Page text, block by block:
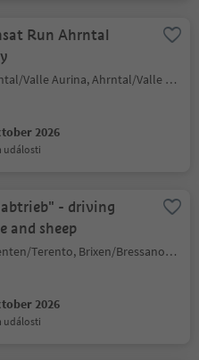
Run Ahrntal
Ahrntal/Valle Aurina, Ahrntal/Valle Aurina
2026
události
- driving
and sheep
Terenten/Terento, Brixen/Bressanone and environs
2026
události